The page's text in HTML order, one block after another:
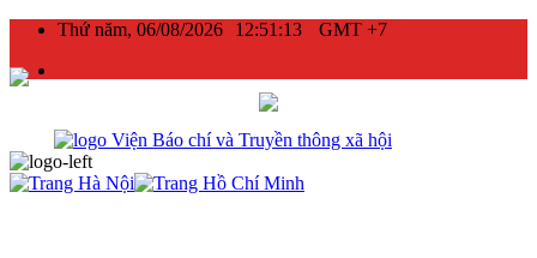
Thứ năm, 06/08/2026 12:51:13 GMT +7